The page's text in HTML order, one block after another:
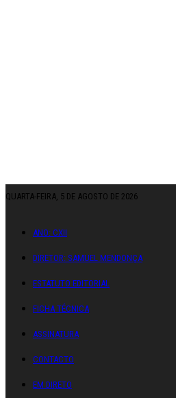
QUARTA-FEIRA, 5 DE AGOSTO DE 2026
ANO: CXII
DIRETOR: SAMUEL MENDONÇA
ESTATUTO EDITORIAL
FICHA TÉCNICA
ASSINATURA
CONTACTO
EM DIRETO